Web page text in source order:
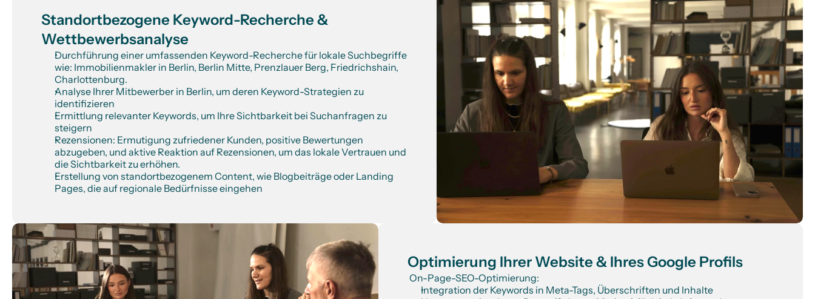
Standortbezogene Keyword-Recherche &
Wettbewerbsanalyse
Durchführung einer umfassenden Keyword-Recherche für lokale Suchbegriffe
wie: Immobilienmakler in Berlin, Berlin Mitte, Prenzlauer Berg, Friedrichshain,
Charlottenburg.
Analyse Ihrer Mitbewerber in Berlin, um deren Keyword-Strategien zu
identifizieren
Ermittlung relevanter Keywords, um Ihre Sichtbarkeit bei Suchanfragen zu
steigern
Rezensionen: Ermutigung zufriedener Kunden, positive Bewertungen
abzugeben, und aktive Reaktion auf Rezensionen, um das lokale Vertrauen und
die Sichtbarkeit zu erhöhen.
Erstellung von standortbezogenem Content, wie Blogbeiträge oder Landing
Pages, die auf regionale Bedürfnisse eingehen
Optimierung Ihrer Website & Ihres Google Profils
On-Page-SEO-Optimierung:
Integration der Keywords in Meta-Tags, Überschriften und Inhalte